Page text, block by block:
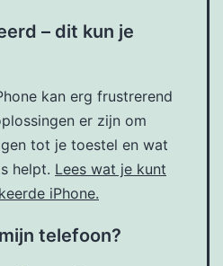
– dit kun je
kan erg frustrerend
er zijn om
tot je toestel en wat
helpt. Lees wat je kunt
iPhone.
telefoon?